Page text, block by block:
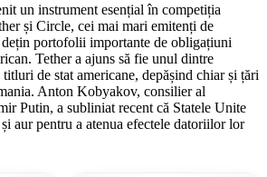
un instrument esențial în competiția
și Circle, cei mai mari emitenți de
portofolii importante de obligațiuni
Tether a ajuns să fie unul dintre
de stat americane, depășind chiar și țări
Anton Kobyakov, consilier al
Putin, a subliniat recent că Statele Unite
aur pentru a atenua efectele datoriilor lor